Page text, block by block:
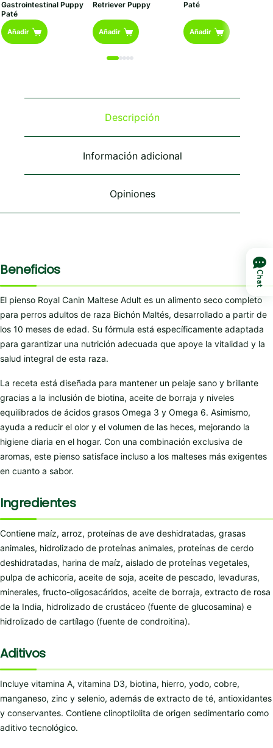
Gastrointestinal Puppy
Paté
Añadir
Retriever Puppy
Añadir
Paté
Añadir
Descripción
Información adicional
Opiniones
Beneficios
El pienso Royal Canin Maltese Adult es un alimento seco completo
para perros adultos de raza Bichón Maltés, desarrollado a partir de
los 10 meses de edad. Su fórmula está específicamente adaptada
para garantizar una nutrición adecuada que apoye la vitalidad y la
salud integral de esta raza.
La receta está diseñada para mantener un pelaje sano y brillante
gracias a la inclusión de biotina, aceite de borraja y niveles
equilibrados de ácidos grasos Omega 3 y Omega 6. Asimismo,
ayuda a reducir el olor y el volumen de las heces, mejorando la
higiene diaria en el hogar. Con una combinación exclusiva de
aromas, este pienso satisface incluso a los malteses más exigentes
en cuanto a sabor.
Ingredientes
Contiene maíz, arroz, proteínas de ave deshidratadas, grasas
animales, hidrolizado de proteínas animales, proteínas de cerdo
deshidratadas, harina de maíz, aislado de proteínas vegetales,
pulpa de achicoria, aceite de soja, aceite de pescado, levaduras,
minerales, fructo-oligosacáridos, aceite de borraja, extracto de rosa
de la India, hidrolizado de crustáceo (fuente de glucosamina) e
hidrolizado de cartílago (fuente de condroitina).
Aditivos
Incluye vitamina A, vitamina D3, biotina, hierro, yodo, cobre,
manganeso, zinc y selenio, además de extracto de té, antioxidantes
y conservantes. Contiene clinoptilolita de origen sedimentario como
aditivo tecnológico.
Chat